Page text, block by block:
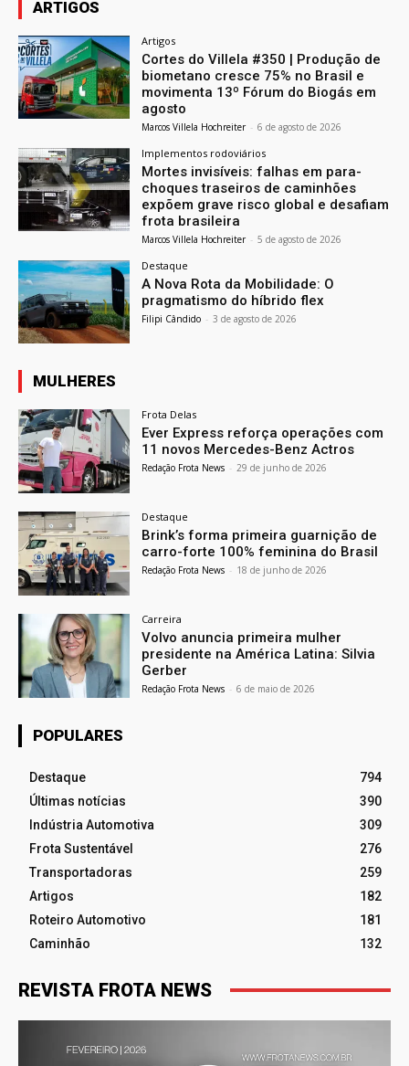
ARTIGOS
Artigos
Cortes do Villela #350 | Produção de
biometano cresce 75% no Brasil e
movimenta 13º Fórum do Biogás em
agosto
Marcos Villela Hochreiter - 6 de agosto de 2026
Implementos rodoviários
Mortes invisíveis: falhas em para-
choques traseiros de caminhões
expõem grave risco global e desafiam
frota brasileira
Marcos Villela Hochreiter - 5 de agosto de 2026
Destaque
A Nova Rota da Mobilidade: O
pragmatismo do híbrido flex
Filipi Cândido - 3 de agosto de 2026
MULHERES
Frota Delas
Ever Express reforça operações com
11 novos Mercedes-Benz Actros
Redação Frota News - 29 de junho de 2026
Destaque
Brink’s forma primeira guarnição de
carro-forte 100% feminina do Brasil
Redação Frota News - 18 de junho de 2026
Carreira
Volvo anuncia primeira mulher
presidente na América Latina: Silvia
Gerber
Redação Frota News - 6 de maio de 2026
POPULARES
Destaque
794
Últimas notícias
390
Indústria Automotiva
309
Frota Sustentável
276
Transportadoras
259
Artigos
182
Roteiro Automotivo
181
Caminhão
132
REVISTA FROTA NEWS